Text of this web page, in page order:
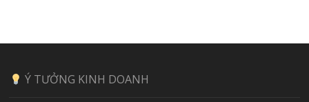
Ý TƯỞNG KINH DOANH